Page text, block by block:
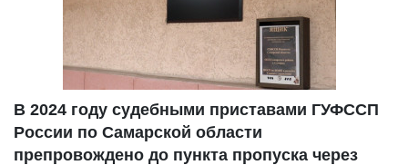
В 2024 году судебными приставами ГУФССП
России по Самарской области
препровождено до пункта пропуска через